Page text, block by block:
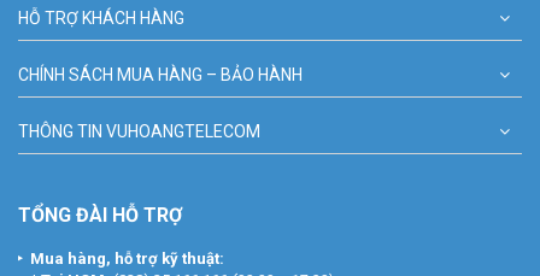
HỖ TRỢ KHÁCH HÀNG
CHÍNH SÁCH MUA HÀNG – BẢO HÀNH
THÔNG TIN VUHOANGTELECOM
TỔNG ĐÀI HỖ TRỢ
Mua hàng, hỗ trợ kỹ thuật: